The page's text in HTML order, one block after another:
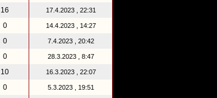
16 17.4.2023 , 22:31
0 14.4.2023 , 14:27
0 7.4.2023 , 20:42
0 28.3.2023 , 8:47
10 16.3.2023 , 22:07
0 5.3.2023 , 19:51